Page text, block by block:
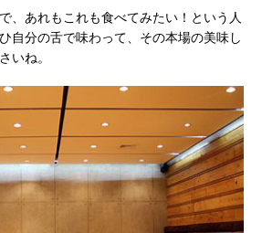
、あれもこれも食べてみたい！という人
自分の舌で味わって、その本場の美味し
いね。